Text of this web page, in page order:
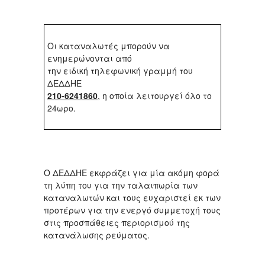
Oι καταναλωτές μπορούν να
ενημερώνονται από
την ειδική τηλεφωνική γραμμή του
ΔΕΔΔΗΕ
210-6241860, η οποία λειτουργεί όλο το
24ωρο.
Ο ΔΕΔΔΗΕ εκφράζει για μία ακόμη φορά
τη λύπη του για την ταλαιπωρία των
καταναλωτών και τους ευχαριστεί εκ των
προτέρων για την ενεργό συμμετοχή τους
στις προσπάθειες περιορισμού της
κατανάλωσης ρεύματος.